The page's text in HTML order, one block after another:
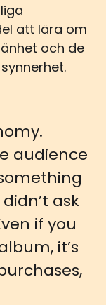
att lära om
och de
audience
ask
if you
it’s